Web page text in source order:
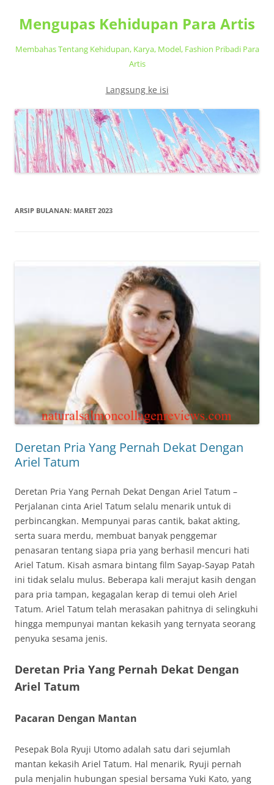
Mengupas Kehidupan Para Artis
Membahas Tentang Kehidupan, Karya, Model, Fashion Pribadi Para
Artis
Langsung ke isi
ARSIP BULANAN: MARET 2023
Deretan Pria Yang Pernah Dekat Dengan
Ariel Tatum
Deretan Pria Yang Pernah Dekat Dengan Ariel Tatum –
Perjalanan cinta Ariel Tatum selalu menarik untuk di
perbincangkan. Mempunyai paras cantik, bakat akting,
serta suara merdu, membuat banyak penggemar
penasaran tentang siapa pria yang berhasil mencuri hati
Ariel Tatum. Kisah asmara bintang film Sayap-Sayap Patah
ini tidak selalu mulus. Beberapa kali merajut kasih dengan
para pria tampan, kegagalan kerap di temui oleh Ariel
Tatum. Ariel Tatum telah merasakan pahitnya di selingkuhi
hingga mempunyai mantan kekasih yang ternyata seorang
penyuka sesama jenis.
Deretan Pria Yang Pernah Dekat Dengan
Ariel Tatum
Pacaran Dengan Mantan
Pesepak Bola Ryuji Utomo adalah satu dari sejumlah
mantan kekasih Ariel Tatum. Hal menarik, Ryuji pernah
pula menjalin hubungan spesial bersama Yuki Kato, yang